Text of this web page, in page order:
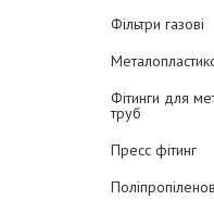
Фільтри газові
Фітинги для
труб
Пресс фітинг